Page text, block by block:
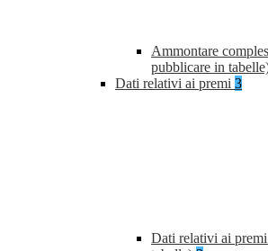
Ammontare
pubblicare in
Dati relativi ai premi 3
Dati relativi ai